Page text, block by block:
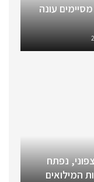
עונה
נפתח
המילואים